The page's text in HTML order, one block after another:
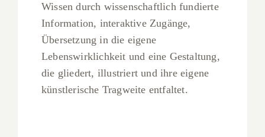
Wissen durch wissenschaftlich fundierte
Information, interaktive Zugänge,
Übersetzung in die eigene
Lebenswirklichkeit und eine Gestaltung,
die gliedert, illustriert und ihre eigene
künstlerische Tragweite entfaltet.